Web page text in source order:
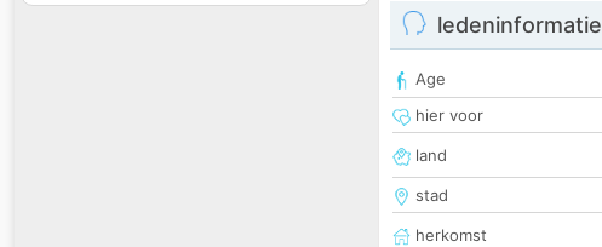
ledeninformatie
Age
hier voor
land
stad
herkomst